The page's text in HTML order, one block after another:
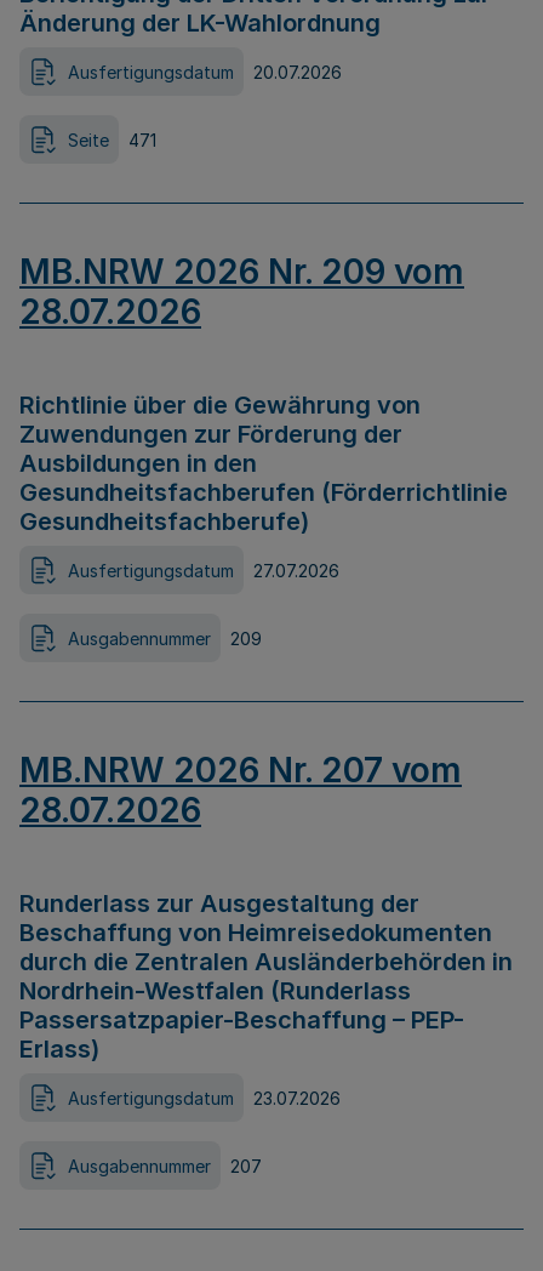
Änderung der LK-Wahlordnung
Ausfertigungsdatum 20.07.2026
Seite 471
MB.NRW 2026 Nr. 209 vom
28.07.2026
Richtlinie über die Gewährung von
Zuwendungen zur Förderung der
Ausbildungen in den
Gesundheitsfachberufen (Förderrichtlinie
Gesundheitsfachberufe)
Ausfertigungsdatum 27.07.2026
Ausgabennummer 209
MB.NRW 2026 Nr. 207 vom
28.07.2026
Runderlass zur Ausgestaltung der
Beschaffung von Heimreisedokumenten
durch die Zentralen Ausländerbehörden in
Nordrhein-Westfalen (Runderlass
Passersatzpapier-Beschaffung – PEP-
Erlass)
Ausfertigungsdatum 23.07.2026
Ausgabennummer 207